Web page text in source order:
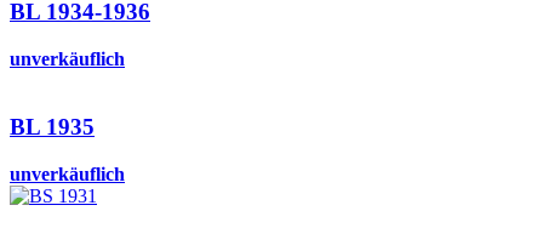
BL 1934-1936
unverkäuflich
BL 1935
unverkäuflich